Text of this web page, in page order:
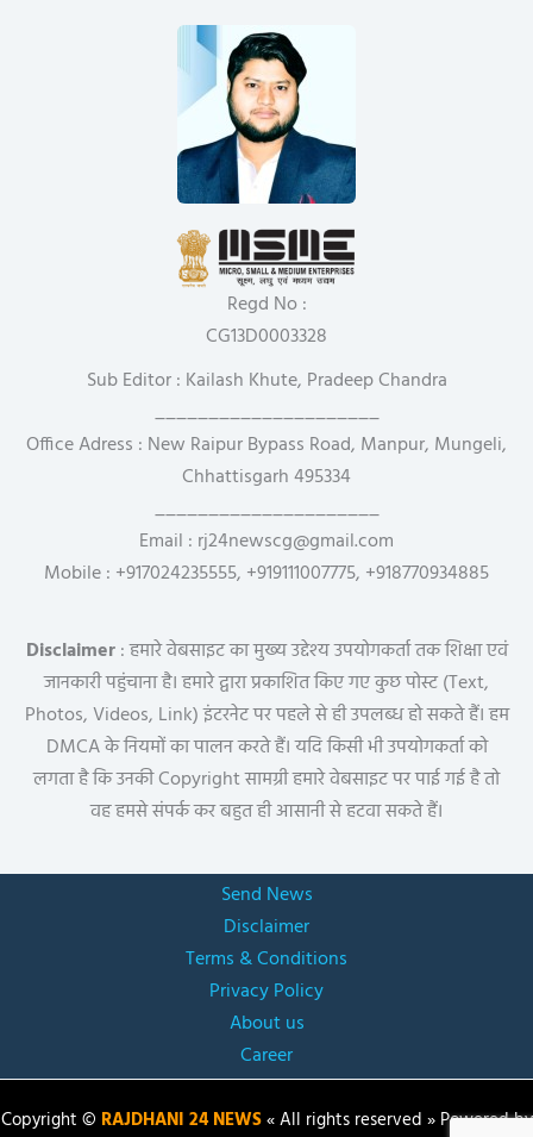
Regd No :
CG13D0003328
Sub Editor : Kailash Khute, Pradeep Chandra
_____________________
Office Adress : New Raipur Bypass Road, Manpur, Mungeli,
Chhattisgarh 495334
_____________________
Email : rj24newscg@gmail.com
Mobile : +917024235555, +919111007775, +918770934885
Disclaimer: हमारे वेबसाइट का मुख्य उद्देश्य उपयोगकर्ता तक शिक्षा एवं
जानकारी पहुंचाना है। हमारे द्वारा प्रकाशित किए गए कुछ पोस्ट (Text,
Photos, Videos, Link) इंटरनेट पर पहले से ही उपलब्ध हो सकते हैं। हम
DMCA के नियमों का पालन करते हैं। यदि किसी भी उपयोगकर्ता को
लगता है कि उनकी Copyright सामग्री हमारे वेबसाइट पर पाई गई है तो
वह हमसे संपर्क कर बहुत ही आसानी से हटवा सकते हैं।
Send News
Disclaimer
Terms & Conditions
Privacy Policy
About us
Career
Copyright © RAJDHANI 24 NEWS« All rights reserved » Powered by